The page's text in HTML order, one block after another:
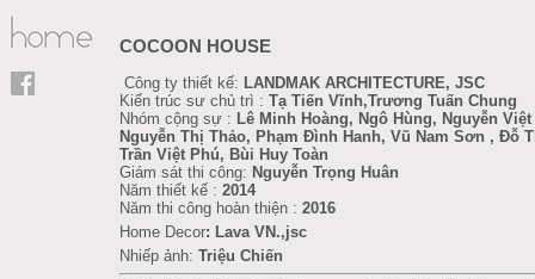
COCOON HOUSE
Công ty thiết kế: LANDMAK ARCHITECTURE, JSC
Kiến trúc sư chủ trì : Tạ Tiến Vĩnh,Trương Tuấn Chung
Nhóm cộng sự : Lê Minh Hoàng, Ngô Hùng, Nguyễn
Nguyễn Thị Thảo, Phạm Đình Hanh, Vũ Nam Sơn , Đỗ
Trần Việt Phú, Bùi Huy Toàn
Giám sát thi công: Nguyễn Trọng Huân
Năm thiết kế : 2014
Năm thi công hoàn thiện : 2016
Home Decor: Lava VN.,jsc
Nhiếp ảnh: Triệu Chiến